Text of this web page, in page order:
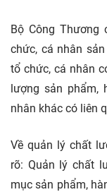
Bộ Công
chức, cá nhân
tổ chức, cá nhân
lượng sản phẩm,
nhân khác có liên
Về quản lý chất
rõ: Quản lý chất
mục sản phẩm,